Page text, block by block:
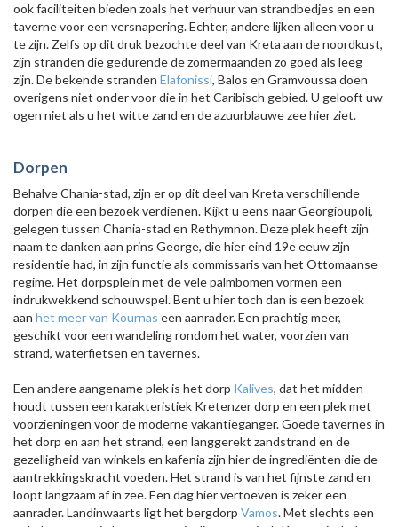
ook faciliteiten bieden zoals het verhuur van strandbedjes en een
taverne voor een versnapering. Echter, andere lijken alleen voor u
te zijn. Zelfs op dit druk bezochte deel van Kreta aan de noordkust,
zijn stranden die gedurende de zomermaanden zo goed als leeg
zijn. De bekende stranden Elafonissi, Balos en Gramvoussa doen
overigens niet onder voor die in het Caribisch gebied. U gelooft uw
ogen niet als u het witte zand en de azuurblauwe zee hier ziet.
Dorpen
Behalve Chania-stad, zijn er op dit deel van Kreta verschillende
dorpen die een bezoek verdienen. Kijkt u eens naar Georgioupoli,
gelegen tussen Chania-stad en Rethymnon. Deze plek heeft zijn
naam te danken aan prins George, die hier eind 19e eeuw zijn
residentie had, in zijn functie als commissaris van het Ottomaanse
regime. Het dorpsplein met de vele palmbomen vormen een
indrukwekkend schouwspel. Bent u hier toch dan is een bezoek
aan het meer van Kournas een aanrader. Een prachtig meer,
geschikt voor een wandeling rondom het water, voorzien van
strand, waterfietsen en tavernes.
Een andere aangename plek is het dorp Kalives, dat het midden
houdt tussen een karakteristiek Kretenzer dorp en een plek met
voorzieningen voor de moderne vakantieganger. Goede tavernes in
het dorp en aan het strand, een langgerekt zandstrand en de
gezelligheid van winkels en kafenia zijn hier de ingrediënten die de
aantrekkingskracht voeden. Het strand is van het fijnste zand en
loopt langzaam af in zee. Een dag hier vertoeven is zeker een
aanrader. Landinwaarts ligt het bergdorp Vamos. Met slechts een